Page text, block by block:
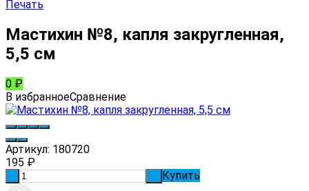
Печать
Мастихин №8, капля закругленная,
5,5 см
0 ₽
В избранноеСравнение
Артикул: 180720
195 ₽
Купить